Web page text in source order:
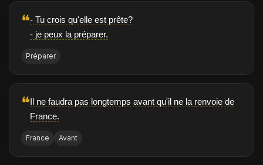
❝- Tu crois qu'elle est prête?
- je peux la préparer.
Préparer
❝Il ne faudra pas longtemps avant qu'il ne la renvoie de
France.
France Avant